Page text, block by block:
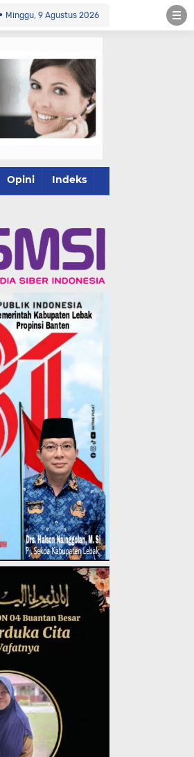
Minggu, 9 Agustus 2026
Opini Indeks